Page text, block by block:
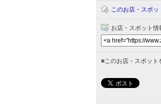
このお店・スポ
お店・スポット
■このお店・スポット